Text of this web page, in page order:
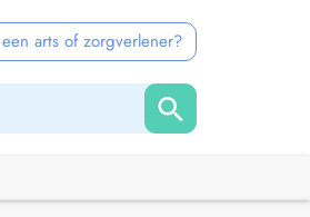
arts of zorgverlener?